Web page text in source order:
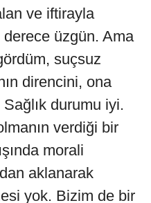
ve iftirayla
derece üzgün. Ama
suçsuz
direncini, ona
durumu iyi.
verdiği bir
morali
aklanarak
yok. Bizim de bir